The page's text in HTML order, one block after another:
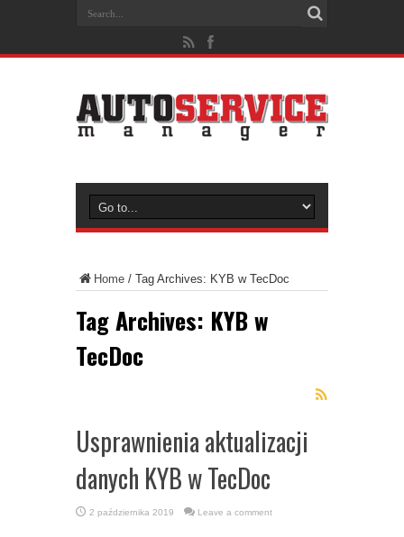
Home / Tag Archives: KYB w TecDoc
Tag Archives: KYB w
TecDoc
Usprawnienia aktualizacji
danych KYB w TecDoc
2 października 2019 Leave a comment